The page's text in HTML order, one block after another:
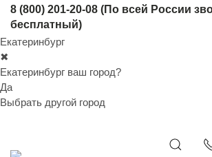
8 (800) 201-20-08 (По всей России
бесплатный)
Екатеринбург
✖
Екатеринбург ваш город?
Да
Выбрать другой город